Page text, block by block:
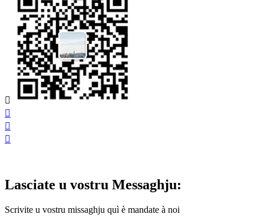




Lasciate u vostru Messaghju:
Scrivite u vostru missaghju quì è mandate à noi